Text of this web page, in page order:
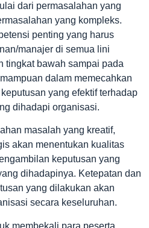
dari permasalahan yang
yang kompleks.
penting yang harus
manajer di semua lini
tingkat bawah sampai pada
dalam memecahkan
yang efektif terhadap
dihadapi organisasi.
masalah yang kreatif,
akan menentukan kualitas
keputusan yang
dihadapinya. Ketepatan dan
yang dilakukan akan
secara keseluruhan.
membekali para peserta